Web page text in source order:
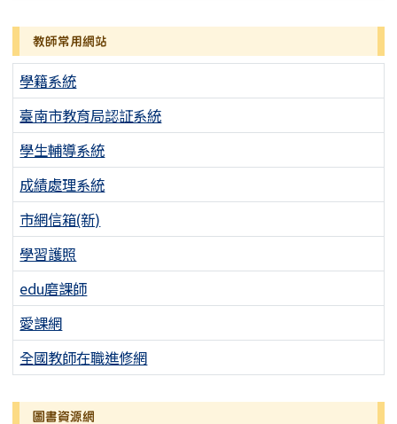
教師常用網站
學籍系統
臺南市教育局認証系統
學生輔導系統
成績處理系統
市網信箱(新)
學習護照
edu磨課師
愛課網
全國教師在職進修網
圖書資源網